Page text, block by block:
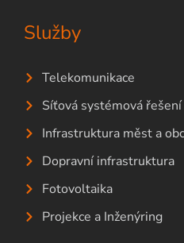
Služby
Telekomunikace
Síťová systémová řešení
Infrastruktura měst a
Dopravní infrastruktura
Fotovoltaika
Projekce a Inženýring